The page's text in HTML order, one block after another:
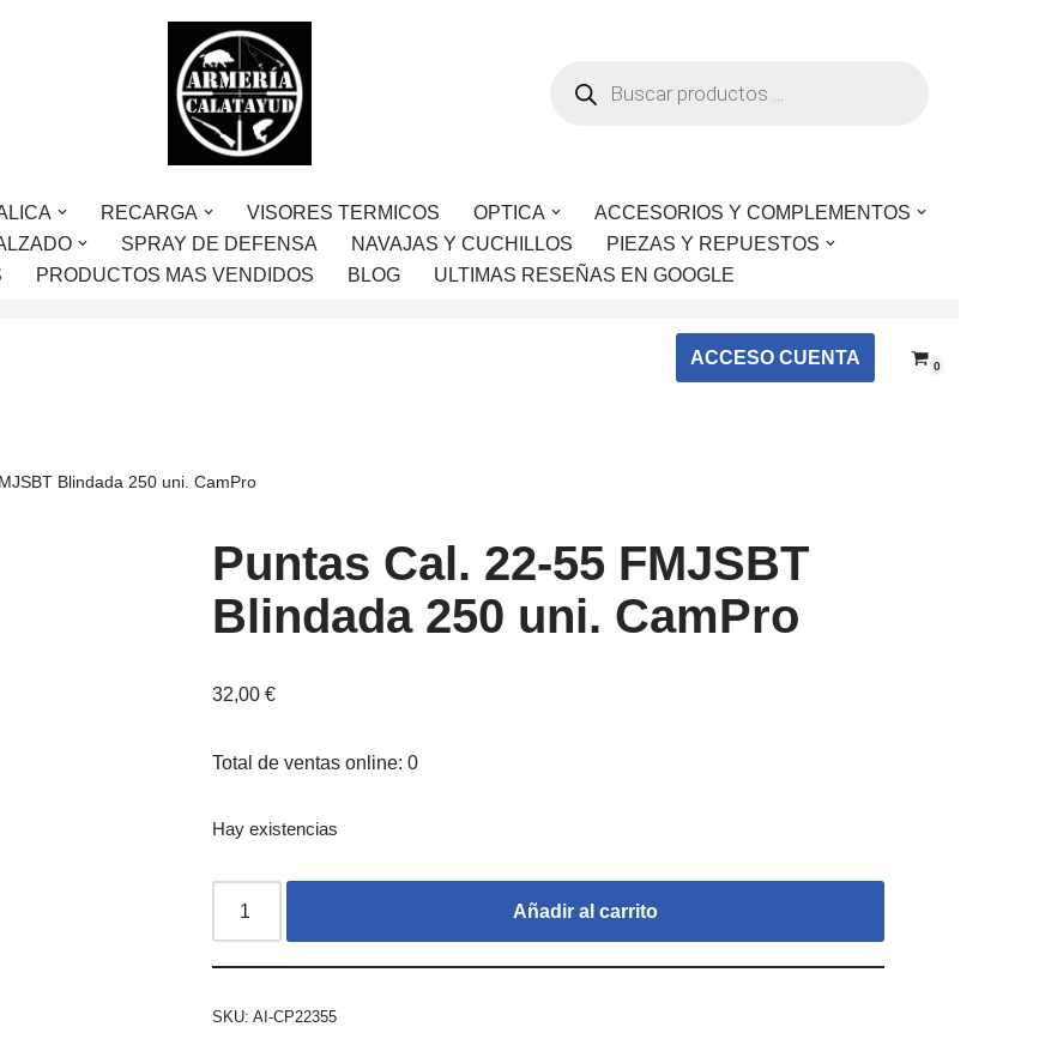
RECARGA VISORES TERMICOS OPTICA
ACCESORIOS Y COMPLEMENTOS
SPRAY DE DEFENSA NAVAJAS Y CUCHILLOS
PIEZAS Y REPUESTOS
PRODUCTOS MAS VENDIDOS BLOG ULTIMAS RESEÑAS EN GOOGLE
ACCESO CUENTA 0
Blindada 250 uni. CamPro
Puntas Cal. 22-55 FMJSBT
Blindada 250 uni. CamPro
32,00 €
Total de ventas online: 0
Hay existencias
Añadir al carrito
SKU: AI-CP22355